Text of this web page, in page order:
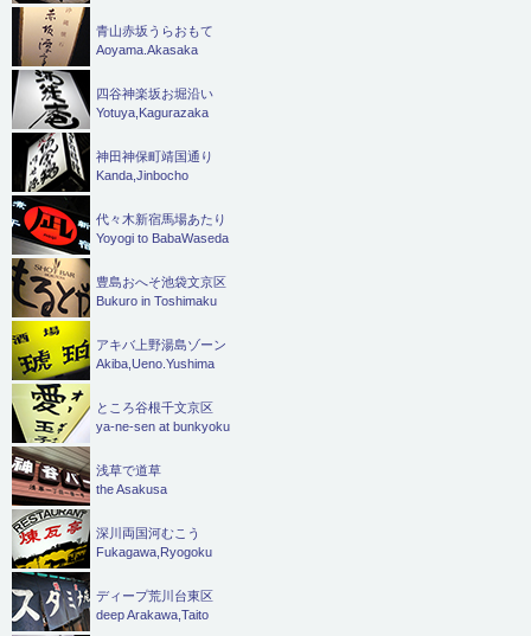
青山赤坂うらおもて
Aoyama.Akasaka
四谷神楽坂お堀沿い
Yotuya,Kagurazaka
神田神保町靖国通り
Kanda,Jinbocho
代々木新宿馬場あたり
Yoyogi to BabaWaseda
豊島おへそ池袋文京区
Bukuro in Toshimaku
アキバ上野湯島ゾーン
Akiba,Ueno.Yushima
ところ谷根千文京区
ya-ne-sen at bunkyoku
浅草で道草
the Asakusa
深川両国河むこう
Fukagawa,Ryogoku
ディープ荒川台東区
deep Arakawa,Taito